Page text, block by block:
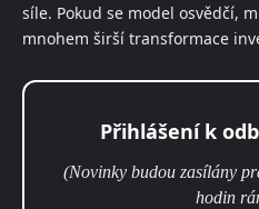
síle. Pokud se model osvědčí,
mnohem širší transformace
Přihlášení k
(Novinky budou zasílány
hodin